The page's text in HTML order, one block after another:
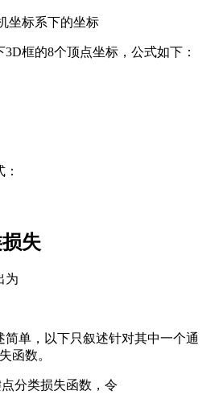
坐标系下的坐标
框的8个顶点坐标，公式如下：
失
为
简单，以下只叙述针对其中一个通
函数。
分类损失函数，令